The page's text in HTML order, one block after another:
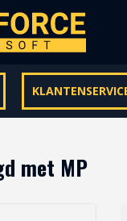
NL | €100,- BE &
met MP